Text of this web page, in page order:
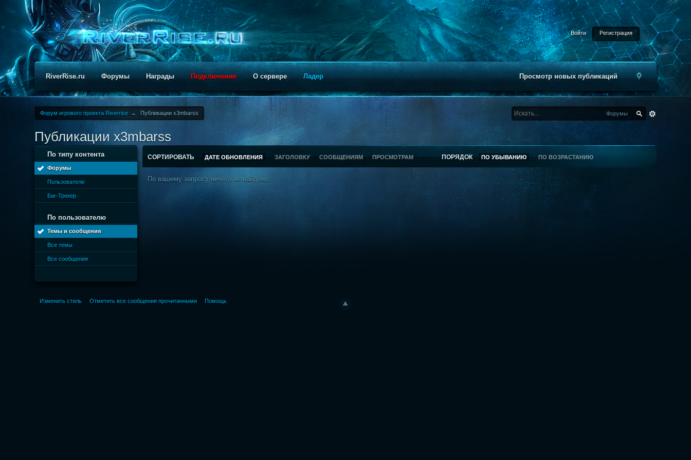
Войти Регистрация
Просмотр новых публикаций
RiverRise.ru Форумы Награды Подключение О сервере Ладер
Форум игрового проекта Riverrise → Публикации x3mbarss Форумы
Публикации x3mbarss
По типу контента
Форумы
Пользователи
Баг-Трекер
По пользователю
Темы и сообщения
Все темы
Все сообщения
СОРТИРОВАТЬ ДАТЕ ОБНОВЛЕНИЯ ЗАГОЛОВКУ СООБЩЕНИЯМ ПРОСМОТРАМ ПОРЯДОК ПО УБЫВАНИЮ ПО ВОЗРАСТАНИЮ
По вашему запросу ничего не найдено.
Изменить стиль Отметить все сообщения прочитанными Помощь